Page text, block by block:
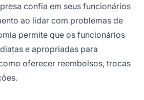
confia em seus funcionários
ao lidar com problemas de
permite que os funcionários
e apropriadas para
oferecer reembolsos, trocas